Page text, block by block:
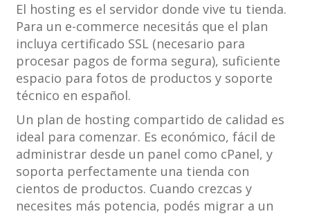
El hosting es el servidor donde vive tu tienda.
Para un e-commerce necesitás que el plan
incluya certificado SSL (necesario para
procesar pagos de forma segura), suficiente
espacio para fotos de productos y soporte
técnico en español.
Un plan de hosting compartido de calidad es
ideal para comenzar. Es económico, fácil de
administrar desde un panel como cPanel, y
soporta perfectamente una tienda con
cientos de productos. Cuando crezcas y
necesites más potencia, podés migrar a un